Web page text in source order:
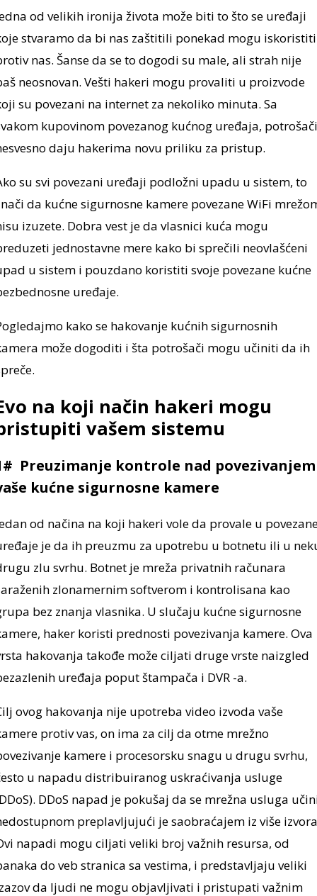
od velikih ironija života može biti to što se uređaji
stvaramo da bi nas zaštitili ponekad mogu iskoristiti
nas. Šanse da se to dogodi su male, ali strah nije
neosnovan. Vešti hakeri mogu provaliti u proizvode
su povezani na internet za nekoliko minuta. Sa
kupovinom povezanog kućnog uređaja, potrošači
daju hakerima novu priliku za pristup.
su svi povezani uređaji podložni upadu u sistem, to
da kućne sigurnosne kamere povezane WiFi
izuzete. Dobra vest je da vlasnici kuća mogu
jednostavne mere kako bi sprečili neovlašćeni
u sistem i pouzdano koristiti svoje povezane kućne
uređaje.
kako se hakovanje kućnih sigurnosnih
može dogoditi i šta potrošači mogu učiniti da ih
na koji način hakeri mogu
vašem sistemu
Preuzimanje kontrole nad povezivanjem
kućne sigurnosne kamere
od načina na koji hakeri vole da provale u
je da ih preuzmu za upotrebu u botnetu ili u
zlu svrhu. Botnet je mreža privatnih računara
zlonamernim softverom i kontrolisana kao
bez znanja vlasnika. U slučaju kućne sigurnosne
haker koristi prednosti povezivanja kamere. Ova
hakovanja takođe može ciljati druge vrste naizgled
uređaja poput štampača i DVR -a.
ovog hakovanja nije upotreba video izvoda vaše
protiv vas, on ima za cilj da otme mrežno
kamere i procesorsku snagu u drugu svrhu,
u napadu distribuiranog uskraćivanja usluge
DDoS napad je pokušaj da se mrežna usluga
preplavljujući je saobraćajem iz više
napadi mogu ciljati veliki broj važnih resursa, od
do veb stranica sa vestima, i predstavljaju veliki
da ljudi ne mogu objavljivati i pristupati važnim